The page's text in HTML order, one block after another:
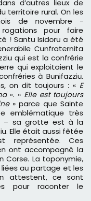
d’autres lieux de
territoire rural. On les
de novembre -
pour faire
! Santu Isidoru a été
Cunfraternita
qui est la confrérie
qui exploitaient le
à Bunifazziu.
on dit toujours : « E
». « Elle est toujours
» parce que Sainte
emblématique très
– sa grotte est à la
Elle était aussi fêtée
représentée. Ces
ont accompagné la
Corse. La toponymie,
au partage et les
attestent, ce sont
pour raconter le